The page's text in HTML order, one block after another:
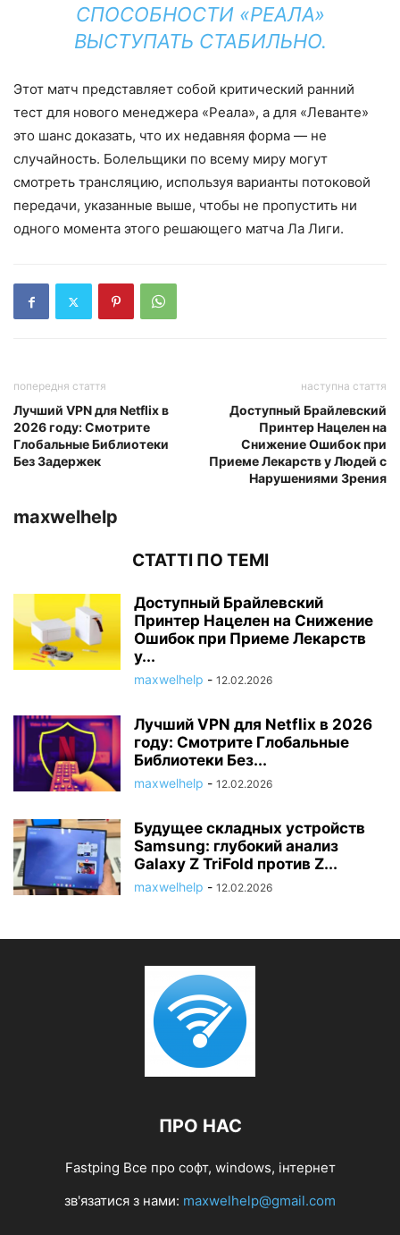
СПОСОБНОСТИ «РЕАЛА»
ВЫСТУПАТЬ СТАБИЛЬНО.
Этот матч представляет собой критический ранний
тест для нового менеджера «Реала», а для «Леванте»
это шанс доказать, что их недавняя форма — не
случайность. Болельщики по всему миру могут
смотреть трансляцию, используя варианты потоковой
передачи, указанные выше, чтобы не пропустить ни
одного момента этого решающего матча Ла Лиги.
попередня стаття
Лучший VPN для Netflix в
2026 году: Смотрите
Глобальные Библиотеки
Без Задержек
наступна стаття
Доступный Брайлевский
Принтер Нацелен на
Снижение Ошибок при
Приеме Лекарств у Людей с
Нарушениями Зрения
maxwelhelp
СТАТТІ ПО ТЕМІ
Доступный Брайлевский
Принтер Нацелен на Снижение
Ошибок при Приеме Лекарств
у...
maxwelhelp - 12.02.2026
Лучший VPN для Netflix в 2026
году: Смотрите Глобальные
Библиотеки Без...
maxwelhelp - 12.02.2026
Будущее складных устройств
Samsung: глубокий анализ
Galaxy Z TriFold против Z...
maxwelhelp - 12.02.2026
ПРО НАС
Fastping Все про софт, windows, інтернет
зв'язатися з нами: maxwelhelp@gmail.com